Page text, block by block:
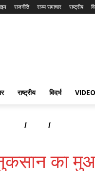
राजनीति राज्य समाचार राष्ट्रीय
राष्ट्रीय विदर्भ VIDEO
का